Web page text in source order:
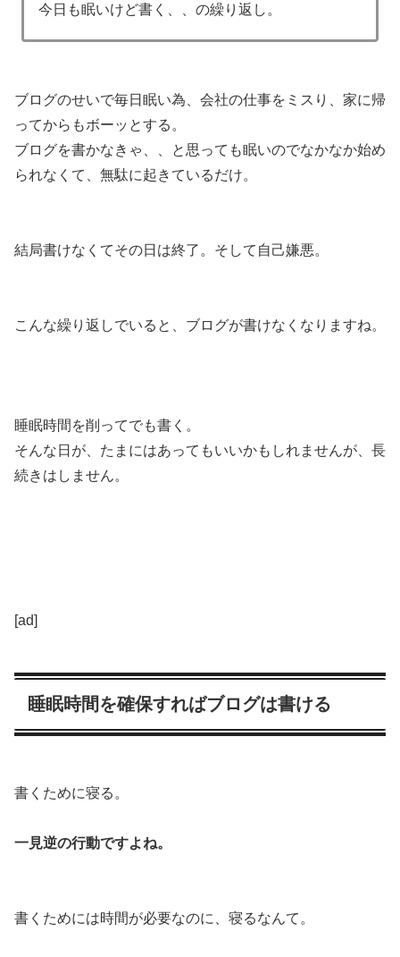
今日も眠いけど書く、、の繰り返し。
ブログのせいで毎日眠い為、会社の仕事をミスり、家に帰
ってからもボーッとする。
ブログを書かなきゃ、、と思っても眠いのでなかなか始め
られなくて、無駄に起きているだけ。
結局書けなくてその日は終了。そして自己嫌悪。
こんな繰り返しでいると、ブログが書けなくなりますね。
睡眠時間を削ってでも書く。
そんな日が、たまにはあってもいいかもしれませんが、長
続きはしません。
[ad]
睡眠時間を確保すればブログは書ける
書くために寝る。
一見逆の行動ですよね。
書くためには時間が必要なのに、寝るなんて。